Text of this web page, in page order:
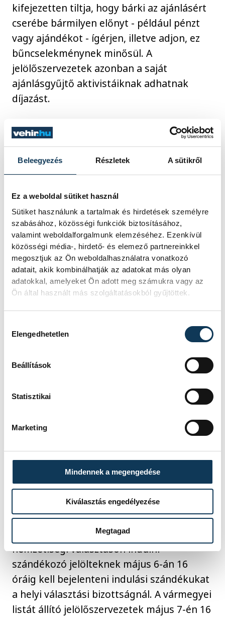
Beleegyezés Részletek A sütikről
Ez a weboldal sütiket használ
Sütiket használunk a tartalmak és hirdetések személyre
szabásához, közösségi funkciók biztosításához,
valamint weboldalforgalmunk elemzéséhez. Ezenkívül
közösségi média-, hirdető- és elemező partnereinkkel
megosztjuk az Ön weboldalhasználatra vonatkozó
adatait, akik kombinálhatják az adatokat más olyan
adatokkal, amelyeket Ön adott meg számukra vagy az
Ön által használt más szolgáltatásokból gyűjtöttek.
Elengedhetetlen
Beállítások
Statisztikai
Marketing
Mindennek a megengedése
Kiválasztás engedélyezése
Megtagad
kifejezetten tiltja, hogy bárki az ajánlásért
cserébe bármilyen előnyt - például pénzt
vagy ajándékot - ígérjen, illetve adjon, ez
bűncselekménynek minősül. A
jelölőszervezetek azonban a saját
ajánlásgyűjtő aktivistáiknak adhatnak
díjazást.
Ajánlásokat a választópolgárok zaklatása
nélkül bárhol lehet gyűjteni. A törvény
azonban tiltja az ajánlás gyűjtését az ajánló
és a gyűjtő munkahelyén munkaidőben
vagy munkavégzése közben, a Magyar
Honvédségnél és a központi
államigazgatási szerveknél szolgálati
viszonyban lévőtől a szolgálati helyen vagy
szolgálati feladat teljesítése közben. Tilos
ajánlást gyűjteni közösségi közlekedési
eszközön, állami, helyi és nemzetiségi
önkormányzat hivatali helyiségeiben,
felsőoktatási és köznevelési
intézményben, valamint egészségügyi
tulajdonos előzetes, írásbeli
hozzájárulásának hiányában közforgalom
Az ajánlásokról tilos másolatot készíteni,
és tilos az adatokat adatbázis építésére
felhasználni.
Az EP-választáson indulni szándékozó
pártok május 3-án 16 óráig gyűjthetik az
ajánlásokat. Az önkormányzati és
nemzetiségi választáson indulni
szándékozó jelölteknek május 6-án 16
óráig kell bejelenteni indulási szándékukat
a helyi választási bizottságnál. A vármegyei
listát állító jelölőszervezetek május 7-én 16